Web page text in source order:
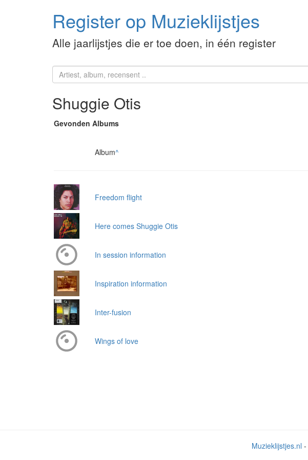
Register op Muzieklijstjes
Alle jaarlijstjes die er toe doen, in één register
Shuggie Otis
Gevonden Albums
Album^
Freedom flight
Here comes Shuggie Otis
In session information
Inspiration information
Inter-fusion
Wings of love
Muzieklijstjes.nl -